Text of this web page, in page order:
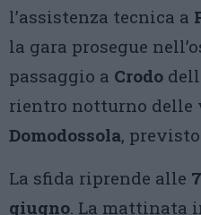
l’assistenza tecnica a
la gara prosegue
passaggio a Crodo
rientro notturno delle
Domodossola,
La sfida riprende alle
giugno. La mattinata